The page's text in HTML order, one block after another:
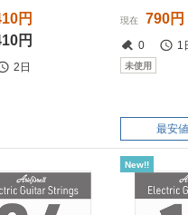
円
円
2日
現在 790円
0 1
未使用
最安
New!!